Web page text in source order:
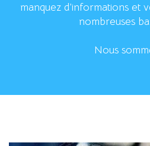
manquez d’informations et
nombreuses
Nous